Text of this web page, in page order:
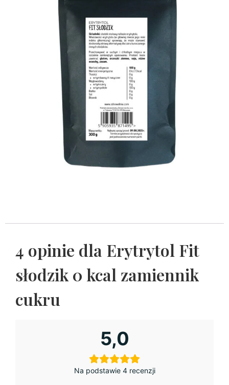
4 opinie dla Erytrytol Fit
słodzik 0 kcal zamiennik
cukru
5,0
Na podstawie 4 recenzji